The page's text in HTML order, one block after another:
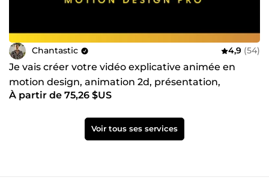
Chantastic 4,9 (54)
Je vais créer votre vidéo explicative animée en
motion design, animation 2d, présentation,
publicité
À partir de 75,26 $US
Voir tous ses services